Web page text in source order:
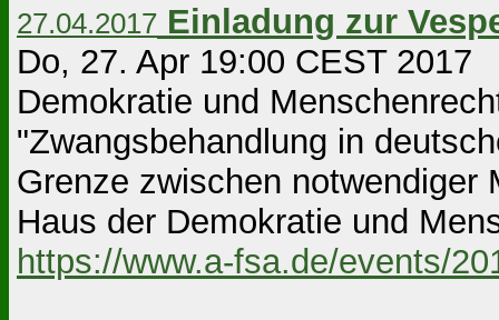
27.04.2017 Einladung zur
Do, 27. Apr 19:00 CEST
Demokratie und
"Zwangsbehandlung in
Grenze zwischen notwendiger
Haus der Demokratie und
https://www.a-fsa.de/events/